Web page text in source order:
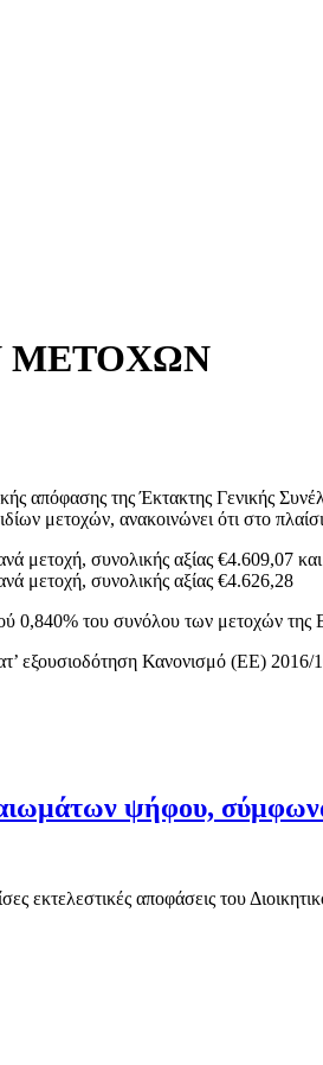
ΜΕΤΟΧΩΝ
της Έκτακτης Γενικής
μετοχών, ανακοινώνει ότι στο
μετοχή, συνολικής αξίας €4.609,07 και
μετοχή, συνολικής αξίας €4.626,28
0,840% του συνόλου των μετοχών της
εξουσιοδότηση Κανονισμό (ΕΕ) 2016/
ψήφου,
αποφάσεις του